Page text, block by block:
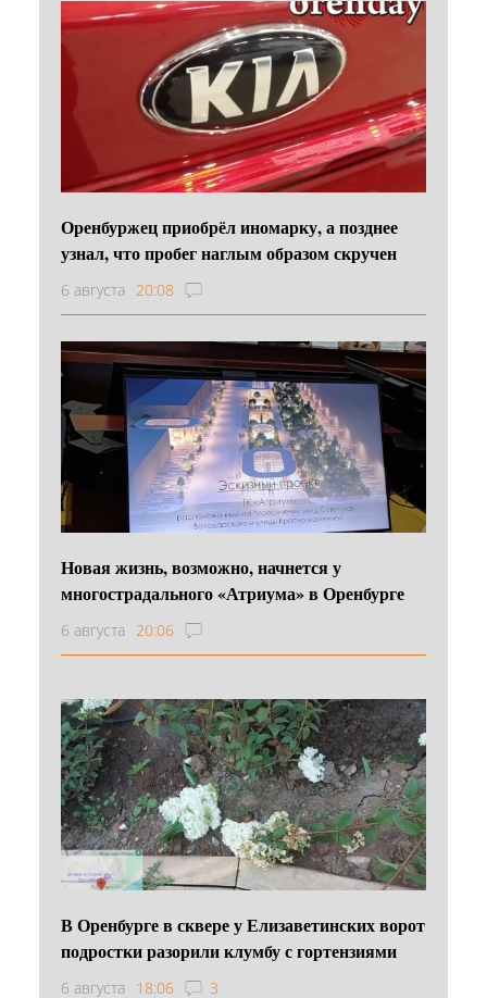
Оренбуржец приобрёл иномарку, а позднее
узнал, что пробег наглым образом скручен
6 августа 20:08
Новая жизнь, возможно, начнется у
многострадального «Атриума» в Оренбурге
6 августа 20:06
В Оренбурге в сквере у Елизаветинских ворот
подростки разорили клумбу с гортензиями
6 августа 18:06 3